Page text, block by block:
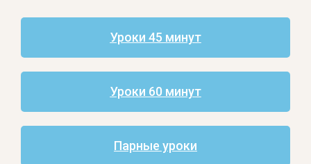
European Euro
Canadian Dollar
Уроки 45 минут
Уроки 60 минут
Парные уроки